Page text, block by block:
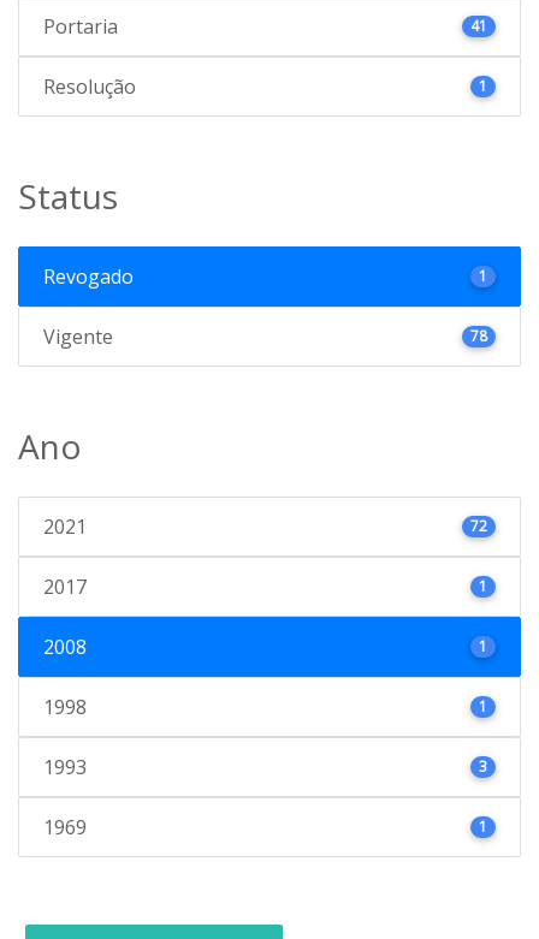
Portaria 41
Resolução 1
Status
Revogado 1
Vigente 78
Ano
2021 72
2017 1
2008 1
1998 1
1993 3
1969 1